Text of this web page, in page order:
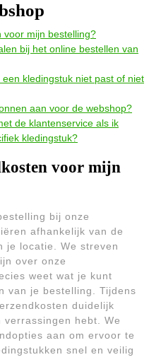
voor mijn bestelling?
bij het online bestellen van
kledingstuk niet past of niet
aan voor de webshop?
de klantenservice als ik
kledingstuk?
voor mijn
bij onze
afhankelijk van de
je locatie. We streven
over onze
weet wat je kunt
van je bestelling. Tijdens
duidelijk
hebt. We
aan om ervoor te
snel en veilig